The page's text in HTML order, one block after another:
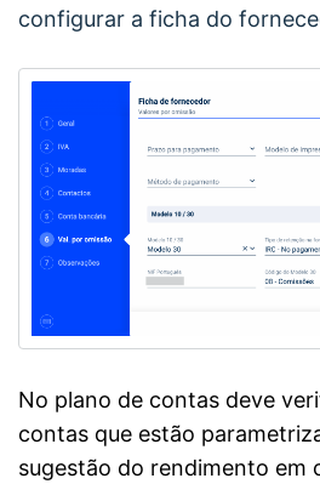
configurar a ficha do
No plano de contas deve
contas que estão
sugestão do rendimento em